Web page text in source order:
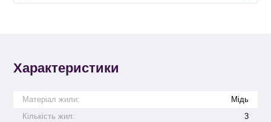
Характеристики
Матеріал жили:
Мідь
Кількість жил:
3